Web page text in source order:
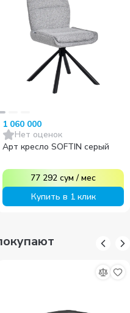
1 060 000
Нет оценок
Арт кресло SOFTIN серый
77 292 сум /мес
Купить в 1 клик